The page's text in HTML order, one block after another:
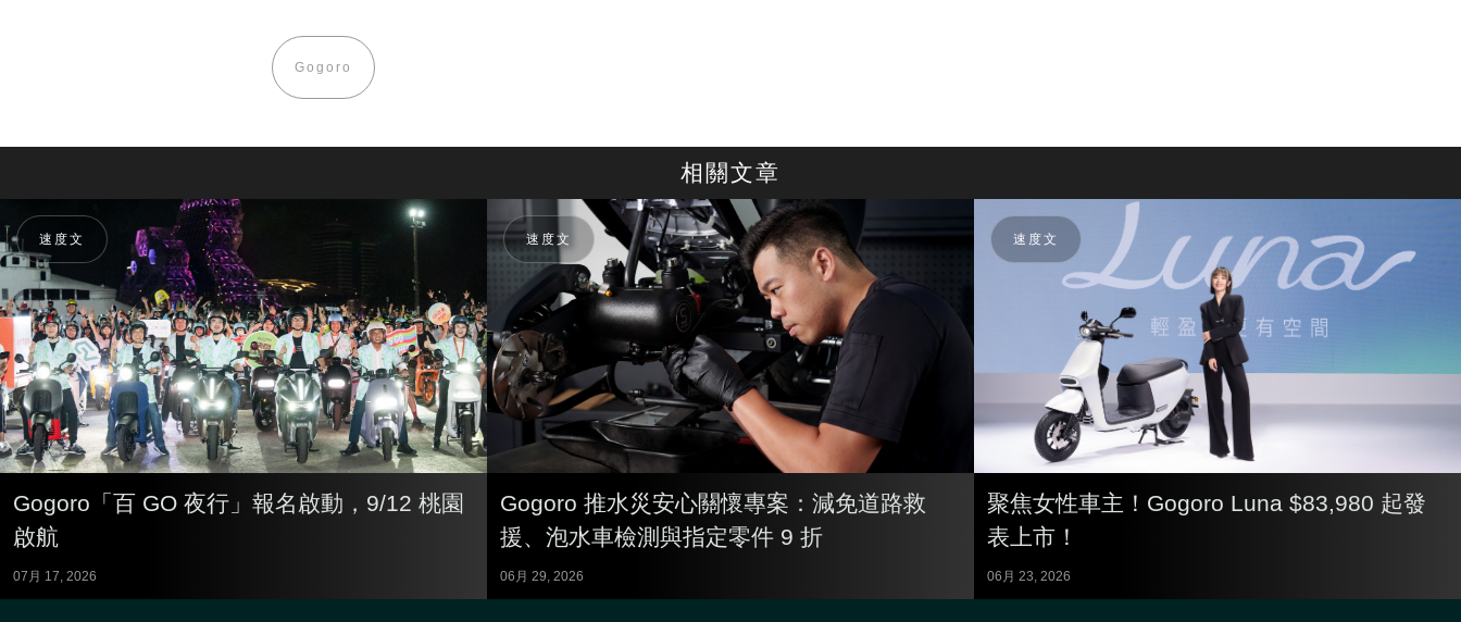
Gogoro
相關文章
速度文
Gogoro「百 GO 夜行」報名啟動，9/12 桃園
啟航
07月 17, 2026
速度文
Gogoro 推水災安心關懷專案：減免道路救
援、泡水車檢測與指定零件 9 折
06月 29, 2026
速度文
聚焦女性車主！Gogoro Luna $83,980 起發
表上市！
06月 23, 2026